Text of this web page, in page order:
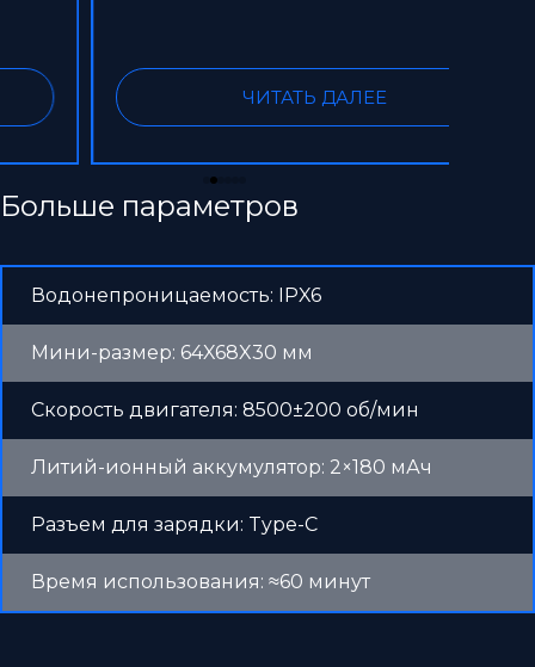
ЧИТАТЬ ДАЛЕЕ
Больше параметров
Водонепроницаемость: IPX6
Мини-размер: 64X68X30 мм
Скорость двигателя: 8500±200 об/мин
Литий-ионный аккумулятор: 2×180 мАч
Разъем для зарядки: Type-C
Время использования: ≈60 минут